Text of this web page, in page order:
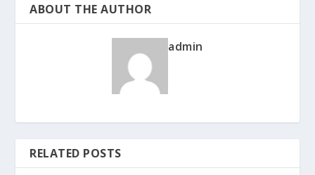
ABOUT THE AUTHOR
admin
RELATED POSTS